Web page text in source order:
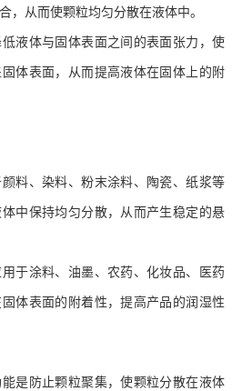
，从而使颗粒均匀分散在液体中。
液体与固体表面之间的表面张力，使
体表面，从而提高液体在固体上的附
料、染料、粉末涂料、陶瓷、纸浆等
中保持均匀分散，从而产生稳定的悬
于涂料、油墨、农药、化妆品、医药
体表面的附着性，提高产品的润湿性
是防止颗粒聚集，使颗粒分散在液体